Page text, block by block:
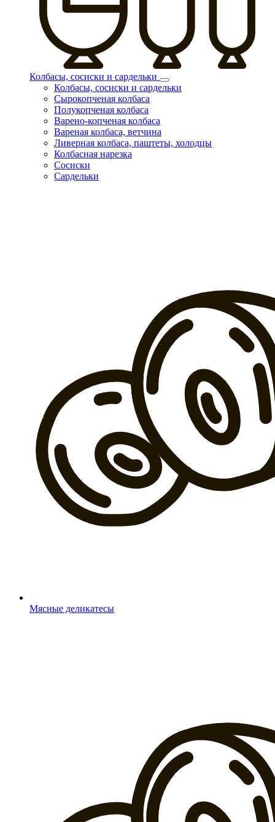
Колбасы, сосиски и сардельки
Колбасы, сосиски и сардельки
Сырокопченая колбаса
Полукопченая колбаса
Варено-копченая колбаса
Вареная колбаса, ветчина
Ливерная колбаса, паштеты, холодцы
Колбасная нарезка
Сосиски
Сардельки
Мясные деликатесы